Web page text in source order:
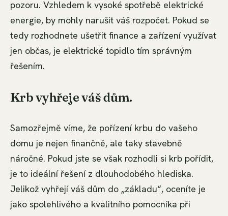
pozoru. Vzhledem k vysoké spotřebě elektrické
energie, by mohly narušit váš rozpočet. Pokud se
tedy rozhodnete ušetřit finance a zařízení využívat
jen občas, je elektrické topidlo tím správným
řešením.
Krb vyhřeje váš dům.
Samozřejmě víme, že pořízení krbu do vašeho
domu je nejen finančně, ale taky stavebně
náročné. Pokud jste se však rozhodli si krb pořídit,
je to ideální řešení z dlouhodobého hlediska.
Jelikož vyhřejí váš dům do „základu“, oceníte je
jako spolehlivého a kvalitního pomocníka při